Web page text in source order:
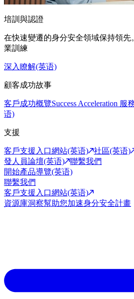
培訓與認證
在快速變遷的身分安全領域保持領
業訓練
深入瞭解(英语)
顧客成功故事
客戶成功概覽Success Acceleration 服
语)
支援
客戶支援入口網站(英语) 社區(英语)
發人員論壇(英语)
聯繫我們
開始產品導覽(英语)
聯繫我們
客戶支援入口網站(英语)
資源庫洞察幫助您加速身分安全計畫